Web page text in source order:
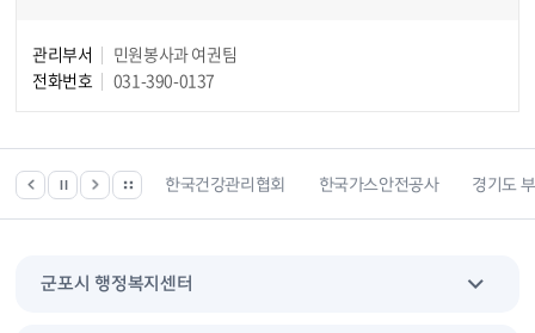
관리부서
민원봉사과 여권팀
전화번호
031-390-0137
치찾기서비스 한국건강관리협회 한국가스안전공사 경기도 부동
군포시 행정복지센터